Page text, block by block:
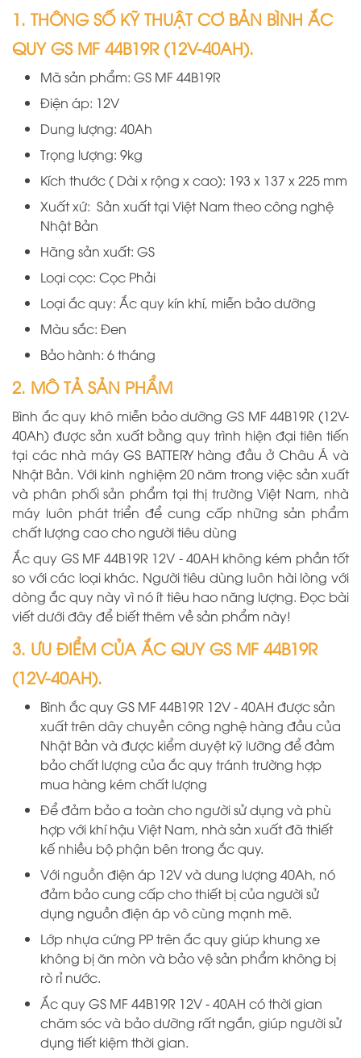
1. THÔNG SỐ KỸ THUẬT CƠ BẢN BÌNH ẮC
QUY GS MF 44B19R (12V-40AH).
Mã sản phẩm: GS MF 44B19R
Điện áp: 12V
Dung lượng: 40Ah
Trọng lượng: 9kg
Kích thước ( Dài x rộng x cao): 193 x 137 x 225 mm
Xuất xứ: Sản xuất tại Việt Nam theo công nghệ
Nhật Bản
Hãng sản xuất: GS
Loại cọc: Cọc Phải
Loại ắc quy: Ắc quy kín khí, miễn bảo dưỡng
Màu sắc: Đen
Bảo hành: 6tháng
2. MÔ TẢ SẢN PHẨM
Bình ắc quy khô miễn bảo dưỡng GS MF 44B19R (12V-
40Ah) được sản xuất bằng quy trình hiện đại tiên tiến
tại các nhà máy GS BATTERY hàng đầu ở Châu Á và
Nhật Bản. Với kinh nghiệm 20 năm trong việc sản xuất
và phân phối sản phẩm tại thị trường Việt Nam, nhà
máy luôn phát triển để cung cấp những sản phẩm
chất lượng cao cho người tiêu dùng
Ắc quy GS MF 44B19R 12V - 40AH không kém phần tốt
so với các loại khác. Người tiêu dùng luôn hài lòng với
dòng ắc quy này vì nó ít tiêu hao năng lượng. Đọc bài
viết dưới đây để biết thêm về sản phẩm này!
3. ƯU ĐIỂM CỦA ẮC QUY GS MF 44B19R
(12V-40AH).
Bình ắc quy GS MF 44B19R 12V - 40AH được sản
xuất trên dây chuyền công nghệ hàng đầu của
Nhật Bản và được kiểm duyệt kỹ lưỡng để đảm
bảo chất lượng của ắc quy tránh trường hợp
mua hàng kém chất lượng
Để đảm bảo a toàn cho người sử dụng và phù
hợp với khí hậu Việt Nam, nhà sản xuất đã thiết
kế nhiều bộ phận bên trong ắc quy.
Với nguồn điện áp 12V và dung lượng 40Ah, nó
đảm bảo cung cấp cho thiết bị của người sử
dụng nguồn điện áp vô cùng mạnh mẽ.
Lớp nhựa cứng PP trên ắc quy giúp khung xe
không bị ăn mòn và bảo vệ sản phẩm không bị
rò rỉ nước.
Ắc quy GS MF 44B19R 12V - 40AH có thời gian
chăm sóc và bảo dưỡng rất ngắn, giúp người sử
dụng tiết kiệm thời gian.